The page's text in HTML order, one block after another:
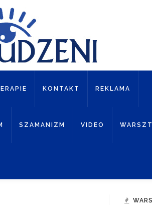
KONTAKT REKLAMA
SZAMANIZM VIDEO